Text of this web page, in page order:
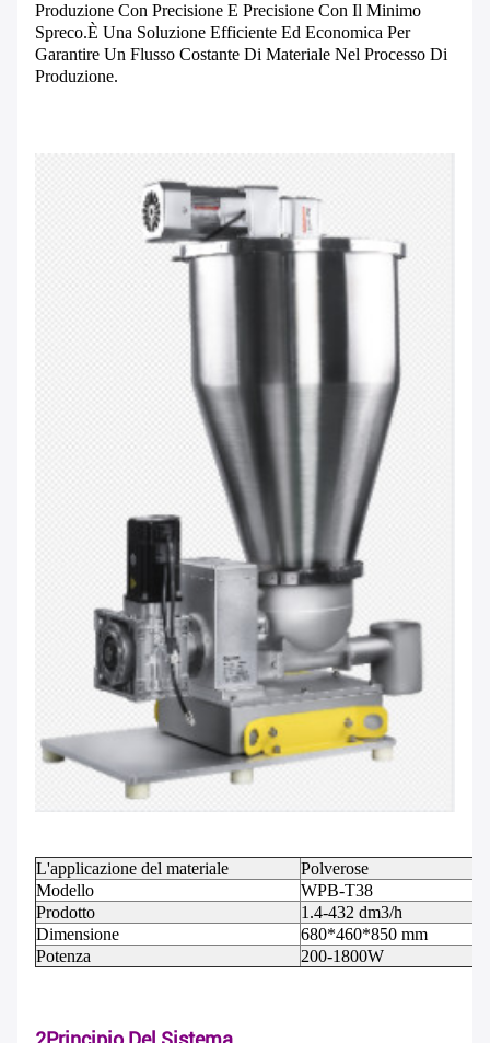
Produzione Con Precisione E Precisione Con Il Minimo
Spreco.È Una Soluzione Efficiente Ed Economica Per
Garantire Un Flusso Costante Di Materiale Nel Processo Di
Produzione.
L'applicazione del materiale
Polverose
Modello
WPB-T38
Prodotto
1.4-432 dm3/h
Dimensione
680*460*850 mm
Potenza
200-1800W